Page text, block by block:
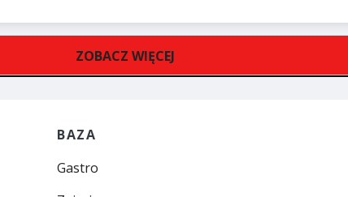
ZOBACZ WIĘCEJ
BAZA
Gastro